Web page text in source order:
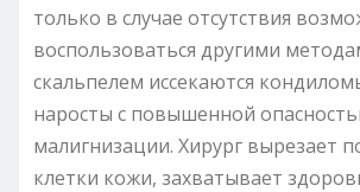
только в случае отсутствия
воспользоваться другими
скальпелем иссекаются
наросты с повышенной
малигнизации. Хирург вырезает
клетки кожи, захватывает